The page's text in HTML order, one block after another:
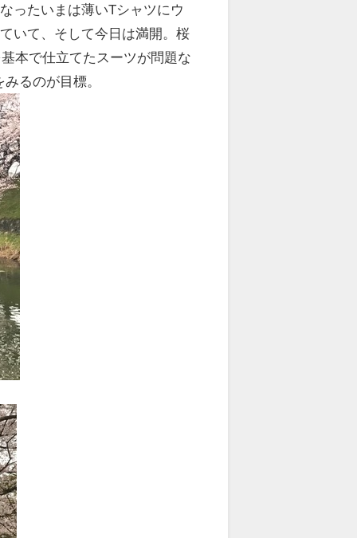
ったいまは薄いTシャツにウ
いて、そして今日は満開。桜
本で仕立てたスーツが問題な
るのが目標。